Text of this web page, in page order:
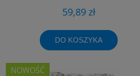
59,89 zł
DO KOSZYKA
NOWOŚĆ